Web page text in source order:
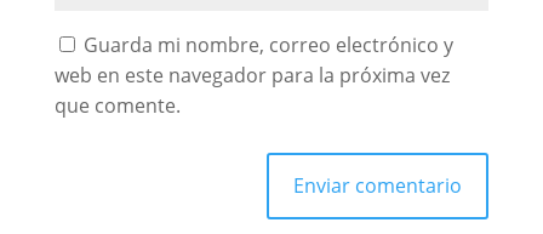
Guarda mi nombre, correo electrónico y
web en este navegador para la próxima vez
que comente.